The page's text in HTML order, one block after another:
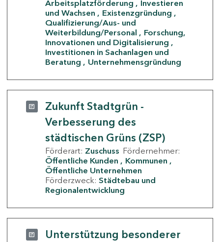
Arbeitsplatzförderung
Investieren
und Wachsen
Existenzgründung
Qualifizierung/Aus- und
Weiterbildung/Personal
Forschung,
Innovationen und Digitalisierung
Investitionen in Sachanlagen und
Beratung
Unternehmensgründung
Zukunft Stadtgrün -
Verbesserung des
städtischen Grüns (ZSP)
Förderart: Zuschuss Fördernehmer:
Öffentliche Kunden
Kommunen
Öffentliche Unternehmen
Förderzweck: Städtebau und
Regionalentwicklung
Unterstützung besonderer